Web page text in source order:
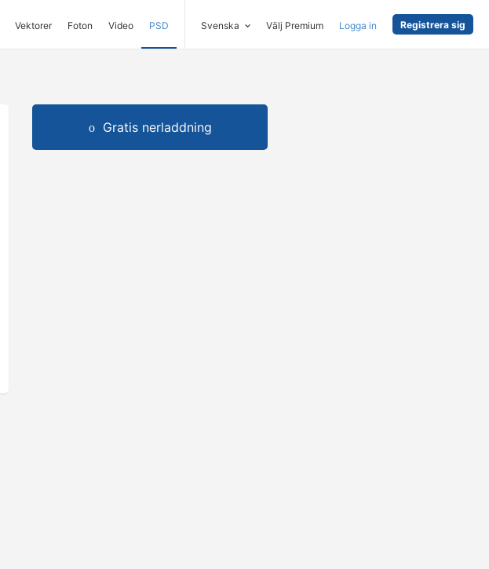
Vektorer Foton Video PSD Svenska Välj Premium Logga in Registrera sig
Gratis nerladdning